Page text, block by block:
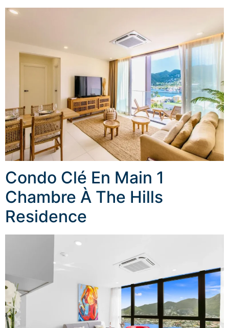
Condo Clé En Main 1
Chambre À The Hills
Residence